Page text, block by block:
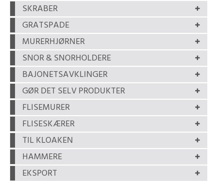
SKRABER
GRATSPADE
MURERHJØRNER
SNOR & SNORHOLDERE
BAJONETSAVKLINGER
GØR DET SELV PRODUKTER
FLISEMURER
FLISESKÆRER
TIL KLOAKEN
HAMMERE
EKSPORT